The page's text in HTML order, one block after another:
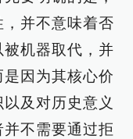
并不意味着否
机器取代，并
因为其核心价
及对历史意义
不需要通过拒